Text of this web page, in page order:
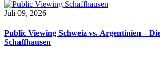
Juli 09, 2026
Public Viewing Schweiz vs. Argentinien –
Schaffhausen